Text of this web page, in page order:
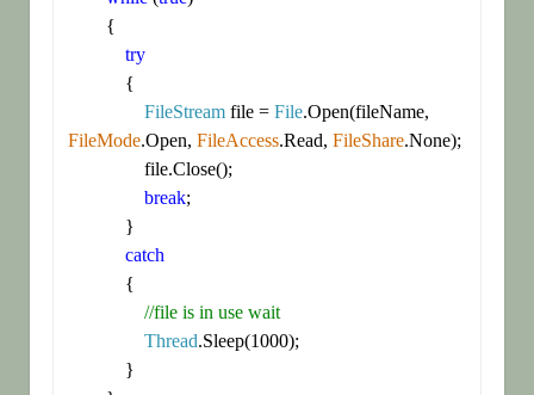
try
FileStream file = File
FileMode.Open, FileAccess.Read, FileShare.None);
break;
catch
//file is in use wait
Thread.Sleep(1000);